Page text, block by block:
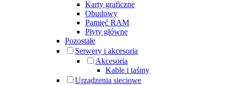
Karty graficzne
Obudowy
Pamięć RAM
Płyty główne
Pozostałe
Serwery i akcesoria
Akcesoria
Kable i taśmy
Urządzenia sieciowe